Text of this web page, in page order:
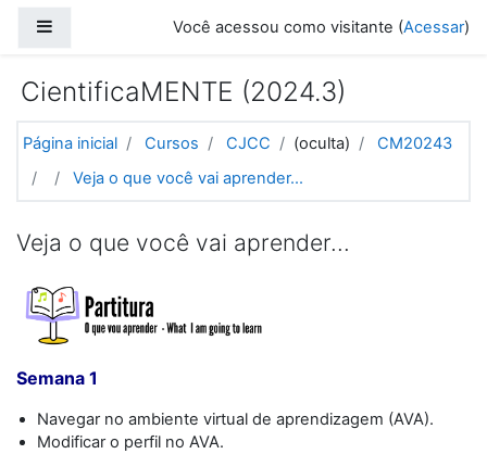
Você acessou como visitante (Acessar)
CientificaMENTE (2024.3)
Página inicial Cursos CJCC (oculta)
CM20243
Veja o que você vai aprender...
Veja o que você vai aprender...
Semana 1
Navegar no ambiente virtual de aprendizagem (AVA).
Modificar o perfil no AVA.